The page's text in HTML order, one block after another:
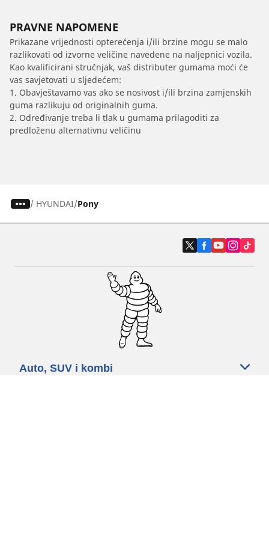
PRAVNE NAPOMENE
Prikazane vrijednosti opterećenja i/ili brzine mogu se malo
razlikovati od izvorne veličine navedene na naljepnici vozila.
Kao kvalificirani stručnjak, vaš distributer gumama moći će
vas savjetovati u sljedećem:
1. Obavještavamo vas ako se nosivost i/ili brzina zamjenskih
guma razlikuju od originalnih guma.
2. Određivanje treba li tlak u gumama prilagoditi za
predloženu alternativnu veličinu
/ HYUNDAI Pony
Auto, SUV i kombi